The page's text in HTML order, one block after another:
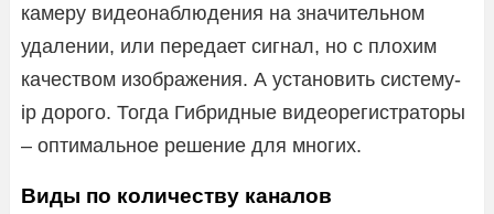
камеру видеонаблюдения на значительном
удалении, или передает сигнал, но с плохим
качеством изображения. А установить систему-
ip дорого. Тогда Гибридные видеорегистраторы
– оптимальное решение для многих.
Виды по количеству каналов